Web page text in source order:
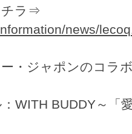
チラ⇒
news/
ー・ジャポンのコラ
WITH BUDDY～「